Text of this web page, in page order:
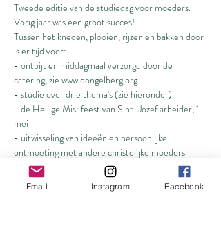
Tweede editie van de studiedag voor moeders.
Vorig jaar was een groot succes!
Tussen het kneden, plooien, rijzen en bakken door
is er tijd voor:
- ontbijt en middagmaal verzorgd door de
catering, zie www.dongelberg.org
- studie over drie thema's (zie hieronder)
- de Heilige Mis: feest van Sint-Jozef arbeider, 1
mei
- uitwisseling van ideeën en persoonlijke
ontmoeting met andere christelijke moeders
Meer lezen >
Email Instagram Facebook